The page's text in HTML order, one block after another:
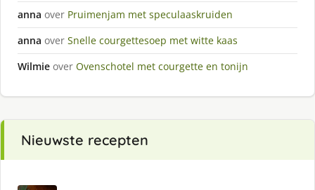
anna over Pruimenjam met speculaaskruiden
anna over Snelle courgettesoep met witte kaas
Wilmie over Ovenschotel met courgette en tonijn
Nieuwste recepten